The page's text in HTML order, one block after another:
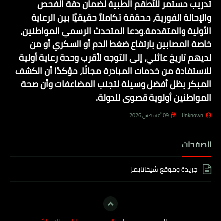
تدريب مستمر للأطقم الطبية لضمان دقة الفحص
والإحالة الفورية، محققة تكاملاً حقيقيًا بين الرعاية
الأولية والمتقدمة.ودعا المتحدث الرسمي المواطنين،
خاصة المصابين بارتفاع ضغط الدم أو السكري أو من
لديهم تاريخ عائلي، إلى التوجه لأقرب وحدة رعاية أولية
للاستفادة من خدمات المبادرة مجانًا، مؤكدًا أن الكشف
المبكر يظل أفضل وسيلة لتجنب المضاعفات وأن صحة
المواطنين أولوية قصوى للدولة.
Unknown 09 أغسطس 2026
الصفحات
جريدة وموقع شيفاتايمز